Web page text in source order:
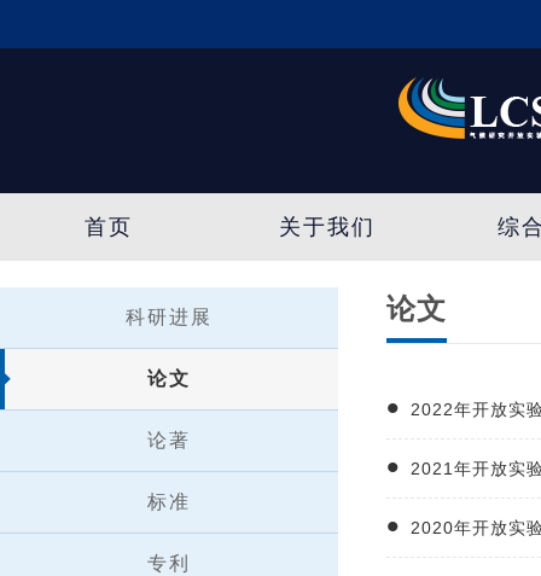
首页 关于我们 综
科研进展
论文
论著
标准
专利
论文
2022年开放实
2021年开放实
2020年开放实